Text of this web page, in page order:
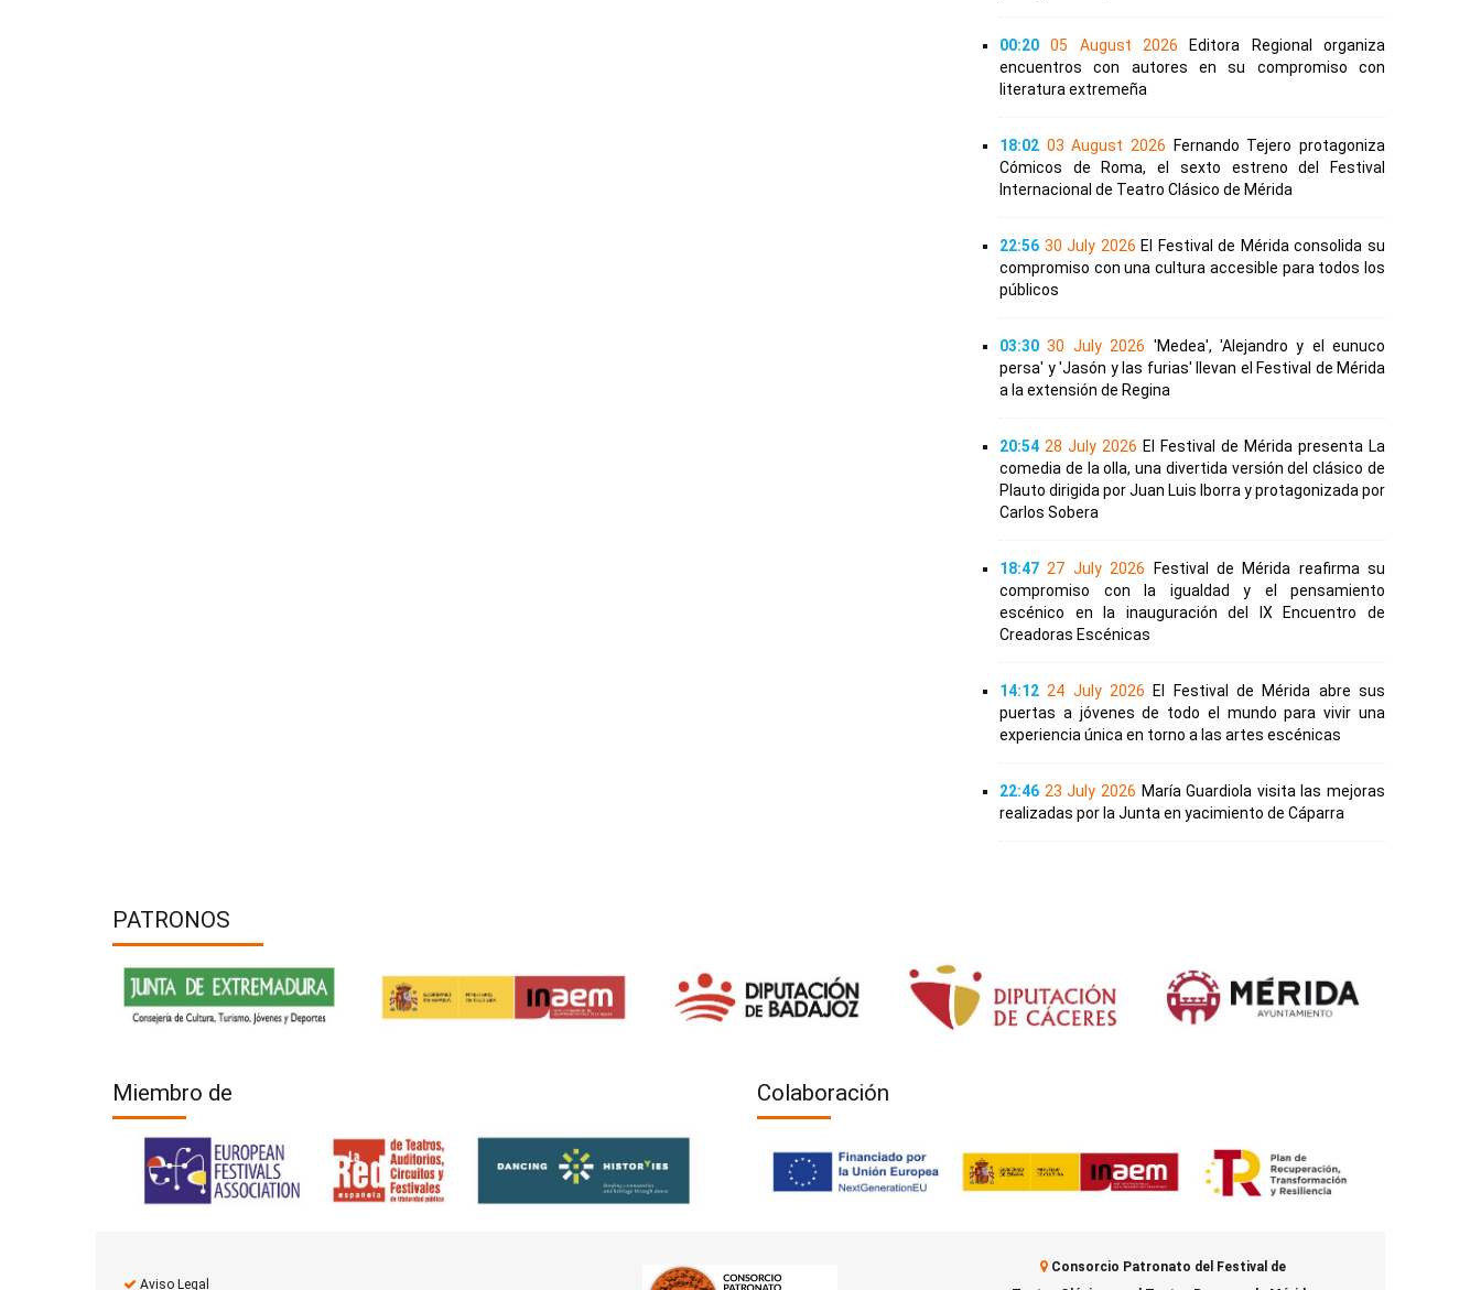
00:20 05 August 2026
Editora Regional organiza
encuentros con autores en su compromiso con
literatura extremeña
18:02 03 August 2026
Fernando Tejero protagoniza
Cómicos de Roma, el sexto estreno del Festival
Internacional de Teatro Clásico de Mérida
22:56 30 July 2026 El Festival de Mérida consolida su
compromiso con una cultura accesible para todos los
públicos
03:30 30 July 2026 'Medea', 'Alejandro y el eunuco
persa' y 'Jasón y las furias' llevan el Festival de Mérida
a la extensión de Regina
20:54 28 July 2026 El Festival de Mérida presenta La
comedia de la olla, una divertida versión del clásico de
Plauto dirigida por Juan Luis Iborra y protagonizada por
Carlos Sobera
18:47 27 July 2026
Festival de Mérida reafirma su
compromiso con la igualdad y el pensamiento
escénico en la inauguración del IX Encuentro de
Creadoras Escénicas
14:12 24 July 2026
El Festival de Mérida abre sus
puertas a jóvenes de todo el mundo para vivir una
experiencia única en torno a las artes escénicas
22:46 23 July 2026 María Guardiola visita las mejoras
realizadas por la Junta en yacimiento de Cáparra
PATRONOS
Miembro de Colaboración
Aviso Legal
Consorcio Patronato del Festival de